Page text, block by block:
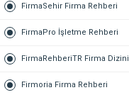
FirmaSehir Firma Rehberi
FirmaPro İşletme Rehberi
FirmaRehberiTR Firma Dizini
Firmoria Firma Rehberi